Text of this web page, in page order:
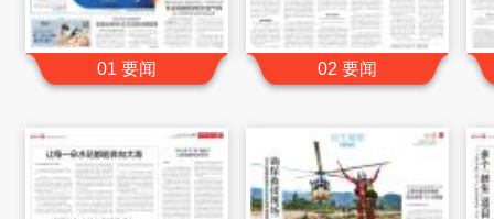
01 要闻 02 要闻